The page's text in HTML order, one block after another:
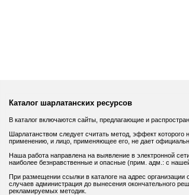
Каталог шарлатанских ресурсов
В каталог включаются сайты, предлагающие и
Шарлатанством следует считать метод, эффект
применению, и лицо, применяющее его, не дает
Наша работа направлена на выявление в электронной
наиболее безнравственные и опасные (прим. адм.: с
При размещении ссылки в каталоге на адрес организации
случаев администрация до вынесения окончательного
рекламируемых методик.